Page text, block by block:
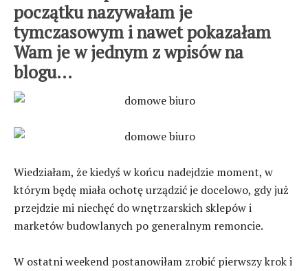
początku nazywałam je
tymczasowym i nawet pokazałam
Wam je w jednym z wpisów na
blogu…
Wiedziałam, że kiedyś w końcu nadejdzie moment, w
którym będę miała ochotę urządzić je docelowo, gdy już
przejdzie mi niechęć do wnętrzarskich sklepów i
marketów budowlanych po generalnym remoncie.
W ostatni weekend postanowiłam zrobić pierwszy krok i